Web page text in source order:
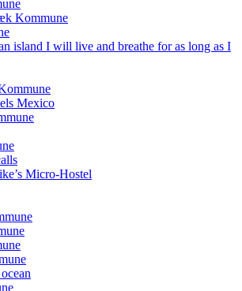
Kommune
island I will live and breathe for as long as I
Mexico
Micro-Hostel